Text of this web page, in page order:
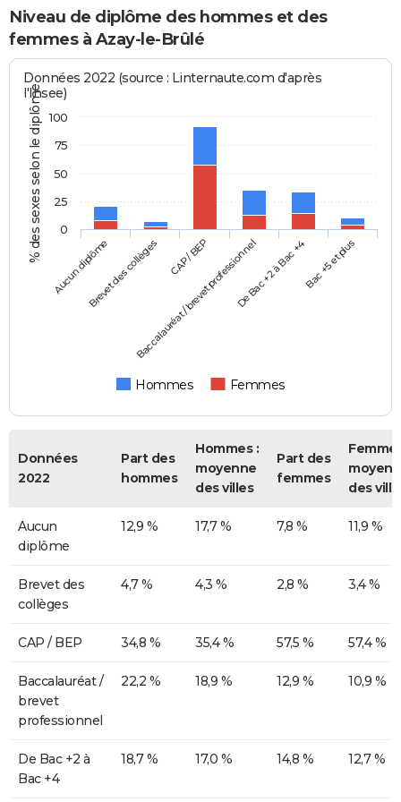
Niveau de diplôme des hommes et des
femmes à Azay-le-Brûlé
% des sexes selon le diplôme
Données 2022 (source : Linternaute.com d'après
l'Insee)
Hommes Femmes
Aucun diplômeBrevet des collèges CAP / BEP
Baccalauréat / brevet professionnelDe Bac +2 à Bac +4Bac +5 et plus
0
25
50
75
100
Données
2022
Part des
hommes
Hommes :
moyenne
des villes
Part des
femmes
des
Aucun
diplôme
12,9 % 17,7 % 7,8 % 11,9 %
Brevet des
collèges
4,7 % 4,3 % 2,8 % 3,4 %
CAP / BEP 34,8 % 35,4 % 57,5 % 57,4 %
Baccalauréat /
brevet
professionnel
22,2 % 18,9 % 12,9 % 10,9 %
De Bac +2 à
Bac +4
18,7 % 17,0 % 14,8 % 12,7 %